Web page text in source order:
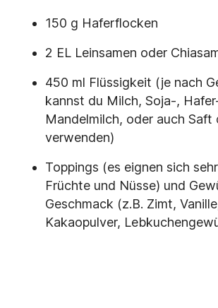
150 g Haferflocken
2 EL Leinsamen oder
450 ml Flüssigkeit (je nach
kannst du Milch, Soja-,
Mandelmilch, oder auch Saft
verwenden)
Toppings (es eignen sich
Früchte und Nüsse) und
Geschmack (z.B. Zimt,
Kakaopulver,